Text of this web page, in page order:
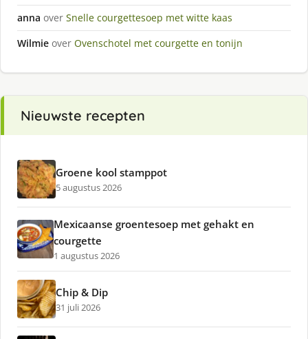
anna over Snelle courgettesoep met witte kaas
Wilmie over Ovenschotel met courgette en tonijn
Nieuwste recepten
Groene kool stamppot
5 augustus 2026
Mexicaanse groentesoep met gehakt en
courgette
1 augustus 2026
Chip & Dip
31 juli 2026